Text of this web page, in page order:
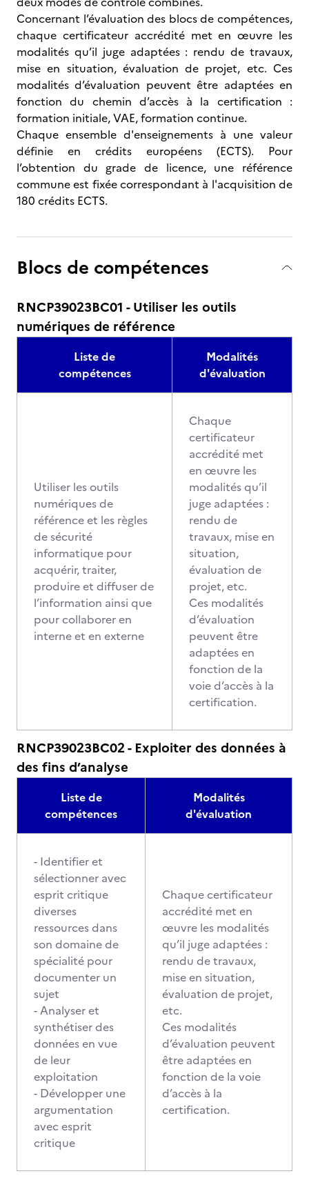
Concernant l’évaluation des blocs de compétences,
chaque certificateur accrédité met en œuvre les
modalités qu’il juge adaptées : rendu de travaux,
mise en situation, évaluation de projet, etc. Ces
modalités d’évaluation peuvent être adaptées en
fonction du chemin d’accès à la certification :
formation initiale, VAE, formation continue.
Chaque ensemble d'enseignements à une valeur
définie en crédits européens (ECTS). Pour
l’obtention du grade de licence, une référence
commune est fixée correspondant à l'acquisition de
180 crédits ECTS.
Blocs de compétences
RNCP39023BC01 - Utiliser les outils
numériques de référence
Liste de
compétences
Modalités
d'évaluation
Utiliser les outils
numériques de
référence et les règles
de sécurité
informatique pour
acquérir, traiter,
produire et diffuser de
l’information ainsi que
pour collaborer en
interne et en externe
Chaque
certificateur
accrédité met
en œuvre les
modalités qu’il
juge adaptées :
rendu de
travaux, mise en
situation,
évaluation de
projet, etc.
Ces modalités
d’évaluation
peuvent être
adaptées en
fonction de la
voie d’accès à la
certification.
RNCP39023BC02 - Exploiter des données à
des fins d’analyse
Liste de
compétences
Modalités
d'évaluation
- Identifier et
sélectionner avec
esprit critique
diverses
ressources dans
son domaine de
spécialité pour
documenter un
sujet
- Analyser et
synthétiser des
données en vue
de leur
exploitation
- Développer une
argumentation
avec esprit
critique
Chaque certificateur
accrédité met en
œuvre les modalités
qu’il juge adaptées :
rendu de travaux,
mise en situation,
évaluation de projet,
etc.
Ces modalités
d’évaluation peuvent
être adaptées en
fonction de la voie
d’accès à la
certification.